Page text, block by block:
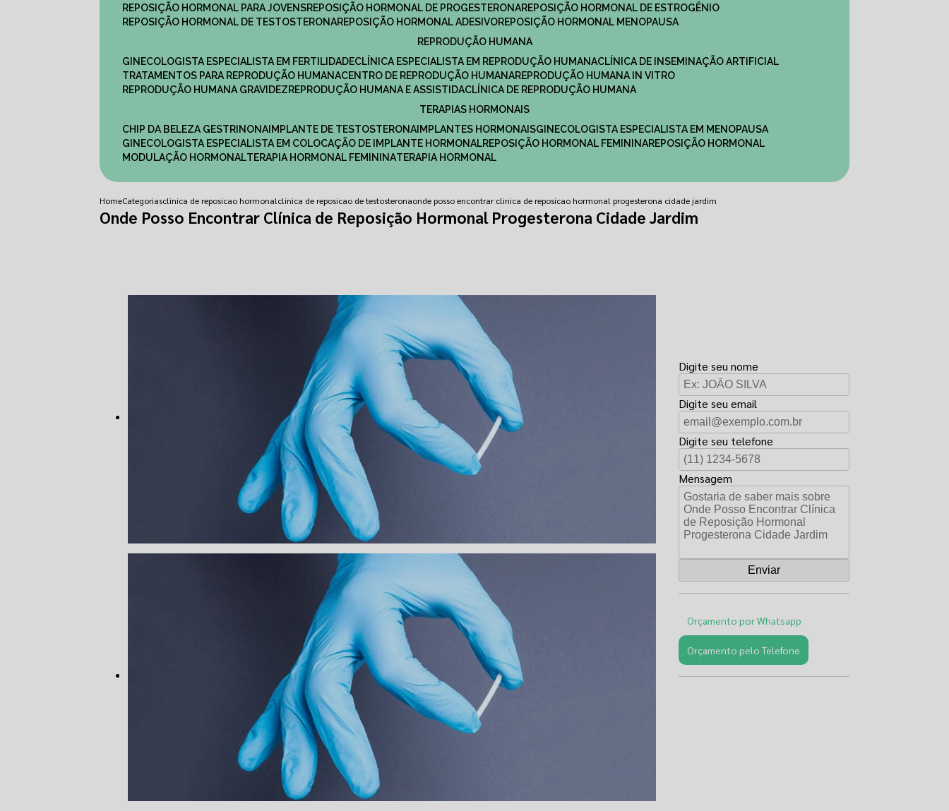
REPOSIÇÃO HORMONAL PARA JOVENS
REPOSIÇÃO HORMONAL DE PROGESTERONA
REPOSIÇÃO HORMONAL DE ESTROGÊNIO
REPOSIÇÃO HORMONAL DE TESTOSTERONA
REPOSIÇÃO HORMONAL ADESIVO
REPOSIÇÃO HORMONAL MENOPAUSA
REPRODUÇÃO HUMANA
GINECOLOGISTA ESPECIALISTA EM FERTILIDADE
CLÍNICA ESPECIALISTA EM REPRODUÇÃO HUMANA
CLÍNICA DE INSEMINAÇÃO ARTIFICIAL
TRATAMENTOS PARA REPRODUÇÃO HUMANA
CENTRO DE REPRODUÇÃO HUMANA
REPRODUÇÃO HUMANA IN VITRO
REPRODUÇÃO HUMANA GRAVIDEZ
REPRODUÇÃO HUMANA E ASSISTIDA
CLÍNICA DE REPRODUÇÃO HUMANA
TERAPIAS HORMONAIS
CHIP DA BELEZA GESTRINONA IMPLANTE DE TESTOSTERONA IMPLANTES HORMONAIS
GINECOLOGISTA ESPECIALISTA EM MENOPAUSA
GINECOLOGISTA ESPECIALISTA EM COLOCAÇÃO DE IMPLANTE HORMONAL
REPOSIÇÃO HORMONAL FEMININA
REPOSIÇÃO HORMONAL
MODULAÇÃO HORMONAL
TERAPIA HORMONAL FEMININA TERAPIA HORMONAL
HomeCategoriasclinica de reposicao hormonalclinica de reposicao de testosteronaonde posso encontrar clinica de reposicao hormonal progesterona cidade jardim
Onde Posso Encontrar Clínica de Reposição Hormonal Progesterona Cidade Jardim
Digite seu nome
Digite seu email
Digite seu telefone
Mensagem
Orçamento por Whatsapp
Orçamento pelo Telefone